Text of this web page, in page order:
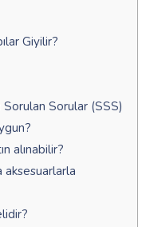
Giyilir?
Sorulan Sorular (SSS)
alınabilir?
aksesuarlarla